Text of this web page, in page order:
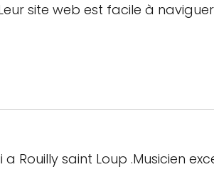
site web est facile à
Rouilly saint Loup .Musicien